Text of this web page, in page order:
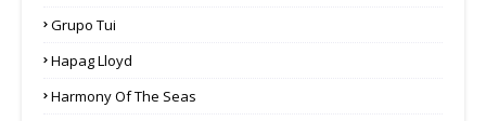
Grupo Tui
Hapag Lloyd
Harmony Of The Seas